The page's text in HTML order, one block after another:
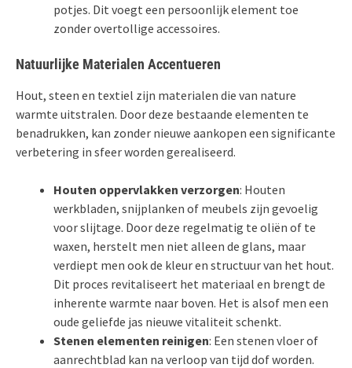
potjes. Dit voegt een persoonlijk element toe
zonder overtollige accessoires.
Natuurlijke Materialen Accentueren
Hout, steen en textiel zijn materialen die van nature
warmte uitstralen. Door deze bestaande elementen te
benadrukken, kan zonder nieuwe aankopen een significante
verbetering in sfeer worden gerealiseerd.
Houten oppervlakken verzorgen: Houten
werkbladen, snijplanken of meubels zijn gevoelig
voor slijtage. Door deze regelmatig te oliën of te
waxen, herstelt men niet alleen de glans, maar
verdiept men ook de kleur en structuur van het hout.
Dit proces revitaliseert het materiaal en brengt de
inherente warmte naar boven. Het is alsof men een
oude geliefde jas nieuwe vitaliteit schenkt.
Stenen elementen reinigen: Een stenen vloer of
aanrechtblad kan na verloop van tijd dof worden.